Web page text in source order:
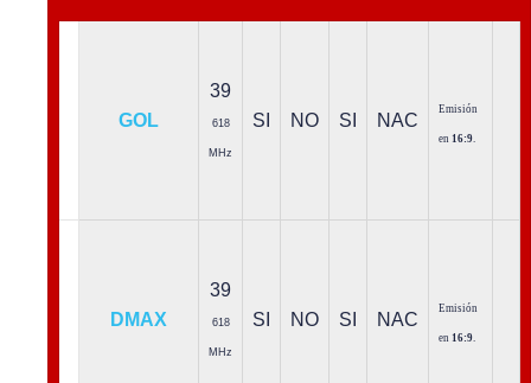
GOL
39
618
MHz
SI NO SI NAC
Emisión
en 16:9
DMAX
39
618
MHz
SI NO SI NAC
Emisión
en 16:9